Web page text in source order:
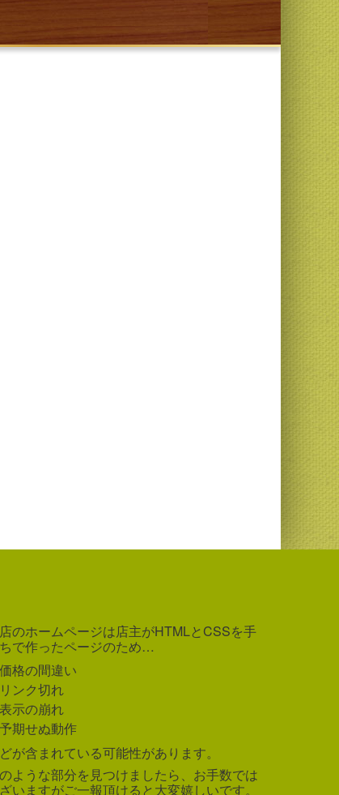
のホームページは店主がHTMLとCSSを手
で作ったページのため…
価格の間違い
リンク切れ
表示の崩れ
予期せぬ動作
が含まれている可能性があります。
ような部分を見つけましたら、お手数では
いますがご一報頂けると大変嬉しいです。